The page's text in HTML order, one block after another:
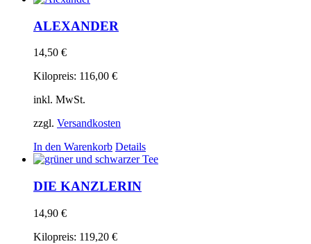
ALEXANDER
14,50 €
Kilopreis: 116,00 €
inkl. MwSt.
zzgl. Versandkosten
In den Warenkorb Details
DIE KANZLERIN
14,90 €
Kilopreis: 119,20 €